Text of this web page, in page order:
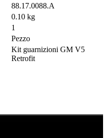
88.17.0088.A
0.10 kg
1
Pezzo
Kit guarnizioni GM V5
Retrofit